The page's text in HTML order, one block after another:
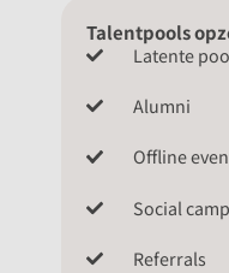
Talentpools
Latente
Alumni
Offline
Social
Referrals